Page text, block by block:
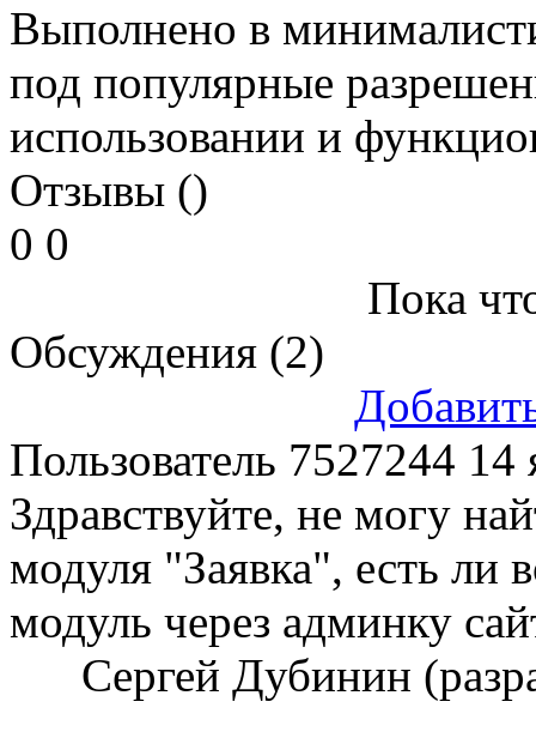
Выполнено в
под популярные
использовании и
Отзывы ()
0 0
Пока
Обсуждения (2)
Пользователь 7527244 14
Здравствуйте, не могу
модуля "Заявка", есть ли
модуль через админку
Сергей Дубинин